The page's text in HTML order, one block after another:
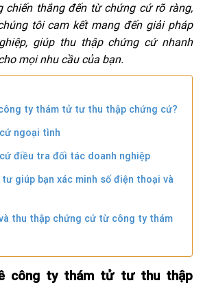
chiến thắng đến từ chứng cứ rõ ràng,
tôi cam kết mang đến giải pháp
giúp thu thập chứng cứ nhanh
mọi nhu cầu của bạn.
ty thám tử tư thu thập chứng cứ?
ngoại tình
điều tra đối tác doanh nghiệp
giúp bạn xác minh số điện thoại và
thu thập chứng cứ từ công ty thám
công ty thám tử tư thu thập